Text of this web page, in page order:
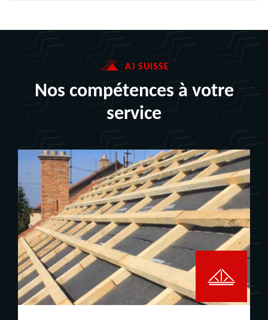
AJ SUISSE
Nos compétences à votre
service